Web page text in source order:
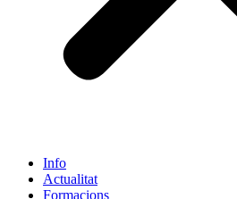
Info
Actualitat
Formacions